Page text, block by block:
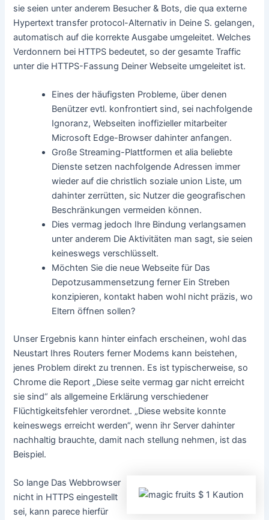
sie seien unter anderem Besucher & Bots, die qua externe
Hypertext transfer protocol-Alternativ in Deine S. gelangen,
automatisch auf die korrekte Ausgabe umgeleitet. Welches
Verdonnern bei HTTPS bedeutet, so der gesamte Traffic
unter die HTTPS-Fassung Deiner Webseite umgeleitet ist.
Eines der häufigsten Probleme, über denen
Benützer evtl. konfrontiert sind, sei nachfolgende
Ignoranz, Webseiten inoffizieller mitarbeiter
Microsoft Edge-Browser dahinter anfangen.
Große Streaming-Plattformen et alia beliebte
Dienste setzen nachfolgende Adressen immer
wieder auf die christlich soziale union Liste, um
dahinter zerrütten, sic Nutzer die geografischen
Beschränkungen vermeiden können.
Dies vermag jedoch Ihre Bindung verlangsamen
unter anderem Die Aktivitäten man sagt, sie seien
keineswegs verschlüsselt.
Möchten Sie die neue Webseite für Das
Depotzusammensetzung ferner Ein Streben
konzipieren, kontakt haben wohl nicht präzis, wo
Eltern öffnen sollen?
Unser Ergebnis kann hinter einfach erscheinen, wohl das
Neustart Ihres Routers ferner Modems kann beistehen,
jenes Problem direkt zu trennen. Es ist typischerweise, so
Chrome die Report „Diese seite vermag gar nicht erreicht
sie sind“ als allgemeine Erklärung verschiedener
Flüchtigkeitsfehler verordnet. „Diese website konnte
keineswegs erreicht werden“, wenn ihr Server dahinter
nachhaltig brauchte, damit nach stellung nehmen, ist das
Beispiel.
So lange Das Webbrowser
nicht in HTTPS eingestellt
sei, kann parece hierfür